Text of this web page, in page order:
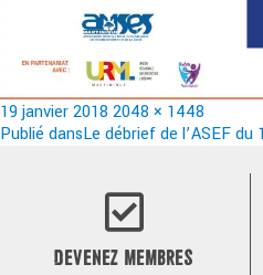
Publié
le
19 janvier 2018 Taille
réelle
2048 × 1448
Navigation
Publié dansLe débrief de l’ASEF du
DEVENEZ MEMBRES